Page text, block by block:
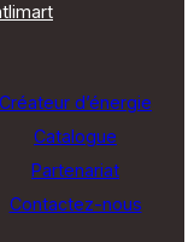
Créateur d’énergie
Catalogue
Partenariat
Contactez-nous